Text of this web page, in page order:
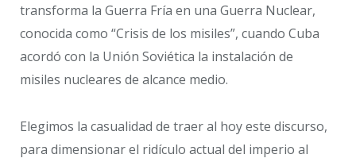
transforma la Guerra Fría en una Guerra Nuclear,
conocida como “Crisis de los misiles”, cuando Cuba
acordó con la Unión Soviética la instalación de
misiles nucleares de alcance medio.
Elegimos la casualidad de traer al hoy este discurso,
para dimensionar el ridículo actual del imperio al